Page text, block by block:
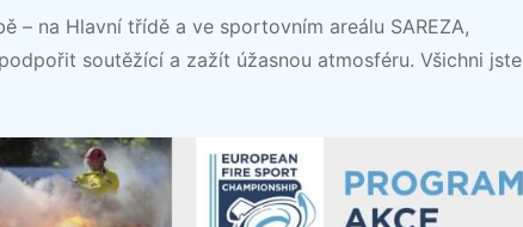
– na Hlavní třídě a ve sportovním areálu SAREZA,
soutěžící a zažít úžasnou atmosféru. Všichni jste